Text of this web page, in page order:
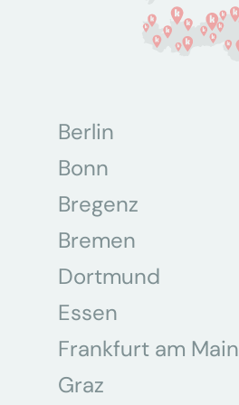
Berlin
Bonn
Bregenz
Bremen
Dortmund
Essen
Frankfurt am Main
Graz